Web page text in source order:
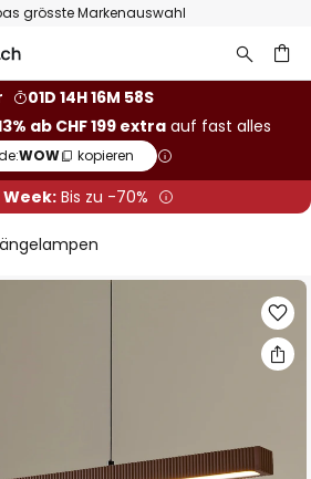
grösste Markenauswahl
01D 14H 16M 57S
ab CHF 199 extra auf fast alles
WOW kopieren
Week:Bis zu -70%